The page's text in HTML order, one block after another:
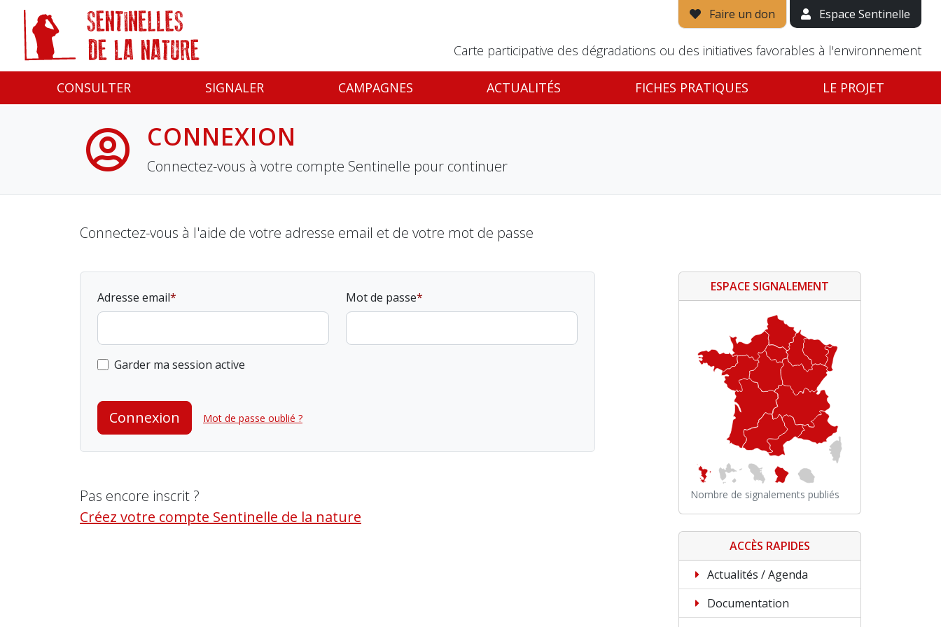
Faire un don Espace Sentinelle
Carte participative des dégradations ou des initiatives favorables à l'environnement
CONSULTER SIGNALER CAMPAGNES ACTUALITÉS FICHES PRATIQUES LE PROJET
CONNEXION
Connectez-vous à votre compte Sentinelle pour continuer
Connectez-vous à l'aide de votre adresse email et de votre mot de passe
Adresse email Mot de passe
Garder ma session active
Connexion Mot de passe oublié ?
Pas encore inscrit ?
Créez votre compte Sentinelle de la nature
ESPACE SIGNALEMENT
Nombre de signalements publiés
ACCÈS RAPIDES
Actualités / Agenda
Documentation
Panneau de gestion des cookies